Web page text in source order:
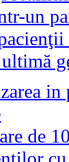
un
in
de